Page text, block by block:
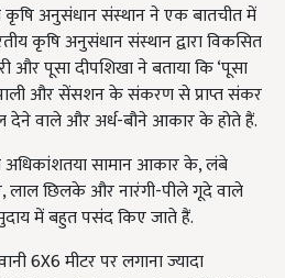
अनुसंधान संस्थान ने एक बातचीत में
कृषि अनुसंधान संस्थान द्वारा विकसित
और पूसा दीपशिखा ने बताया कि ‘पूसा
और सेंसशन के संकरण से प्राप्त संकर
वाले और अर्ध-बौने आकार के होते हैं.
अधिकांशतया सामान आकार के, लंबे
छिलके और नारंगी-पीले गूदे वाले
में बहुत पसंद किए जाते हैं.
6X6 मीटर पर लगाना ज्यादा